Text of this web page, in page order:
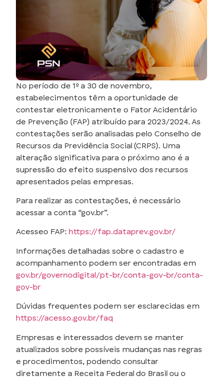
No período de 1º a 30 de novembro,
estabelecimentos têm a oportunidade de
contestar eletronicamente o Fator Acidentário
de Prevenção (FAP) atribuído para 2023/2024. As
contestações serão analisadas pelo Conselho de
Recursos da Previdência Social (CRPS). Uma
alteração significativa para o próximo ano é a
supressão do efeito suspensivo dos recursos
apresentados pelas empresas.
Para realizar as contestações, é necessário
acessar a conta “gov.br”.
Acesseo FAP: https://fap.dataprev.gov.br/
Informações detalhadas sobre o cadastro e
acompanhamento podem ser encontradas em
gov.br/governodigital/pt-br/conta-gov-br/conta-
gov-br
Dúvidas frequentes podem ser esclarecidas em
https://acesso.gov.br/faq
Empresas e interessados devem se manter
atualizados sobre possíveis mudanças nas regras
e procedimentos, podendo consultar
diretamente a Receita Federal do Brasil ou o